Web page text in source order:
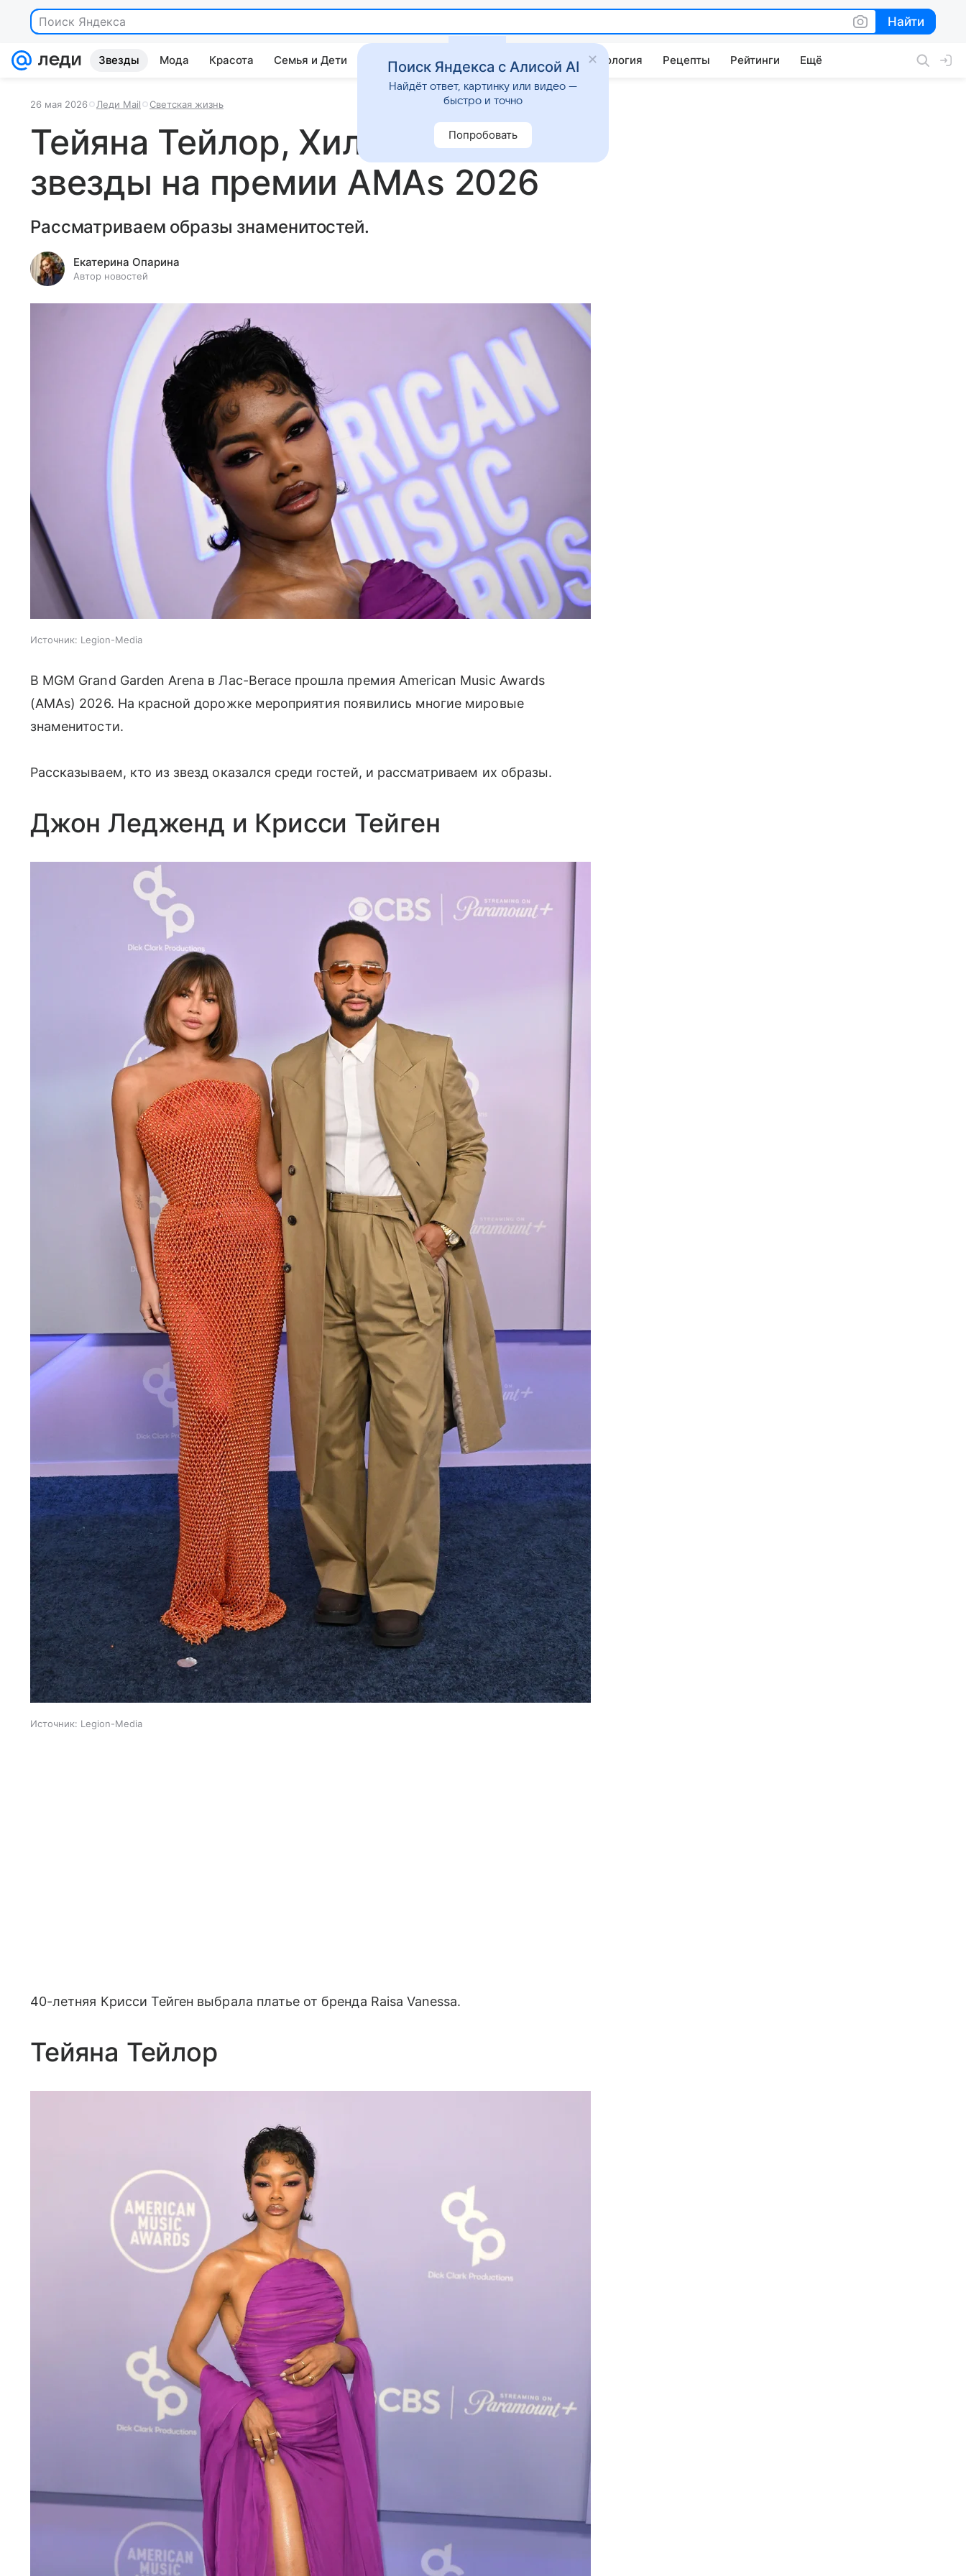
Поиск Яндекса Найти
Найти
Звезды Мода Красота Семья и Дети Дом Гороскопы Стиль жизни Психология Рецепты Рейтинги Ещё
26 мая 2026 Леди Mail Светская жизнь
Тейяна Тейлор, Хилари Дафф:
звезды на премии AMAs 2026
Рассматриваем образы знаменитостей.
Екатерина Опарина
Автор новостей
Источник: Legion-Media
В MGM Grand Garden Arena в Лас-Вегасе прошла премия American Music Awards
(AMAs) 2026. На красной дорожке мероприятия появились многие мировые
знаменитости.
Рассказываем, кто из звезд оказался среди гостей, и рассматриваем их образы.
Джон Ледженд и Крисси Тейген
Источник: Legion-Media
40-летняя Крисси Тейген выбрала платье от бренда Raisa Vanessa.
Тейяна Тейлор
Поиск Яндекса с Алисой AI
Найдёт ответ, картинку или видео —
быстро и точно
Попробовать